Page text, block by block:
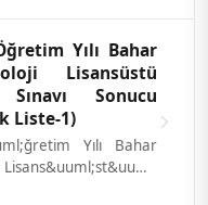
Yılı Bahar
Lisansüstü
Sonucu
Liste-1)
Yılı Bahar
ilgi...